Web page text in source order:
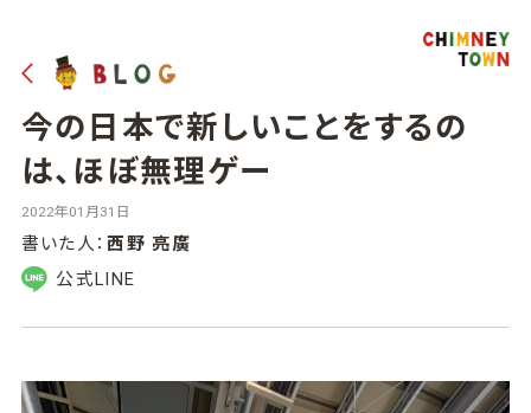
今の日本で新しいことをするの
は、ほぼ無理ゲー
2022年01月31日
書いた人： 西野 亮廣
公式LINE